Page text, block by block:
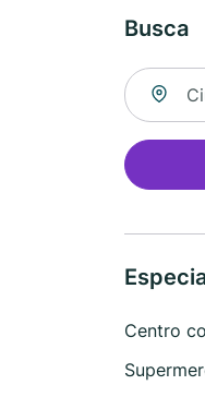
Busca
Buscar
Centro